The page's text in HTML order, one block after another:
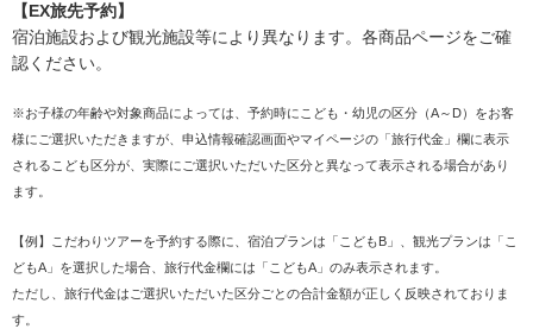
【EX旅先予約】
宿泊施設および観光施設等により異なります。各商品ページをご確
認ください。
※お子様の年齢や対象商品によっては、予約時にこども・幼児の区分（A～D）をお客
様にご選択いただきますが、申込情報確認画面やマイページの「旅行代金」欄に表示
されるこども区分が、実際にご選択いただいた区分と異なって表示される場合があり
ます。
【例】こだわりツアーを予約する際に、宿泊プランは「こどもB」、観光プランは「こ
どもA」を選択した場合、旅行代金欄には「こどもA」のみ表示されます。
ただし、旅行代金はご選択いただいた区分ごとの合計金額が正しく反映されておりま
す。